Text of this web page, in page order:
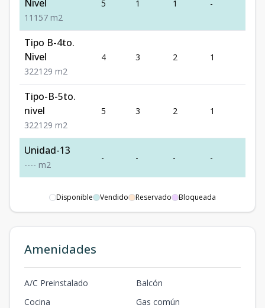
Nivel
1 1 1 57 m2
5 1 1 -
Tipo B-4to.
Nivel
322129 m2
4 3 2 1
Tipo-B-5to.
nivel
322129 m2
5 3 2 1
Unidad-13
---- m2
- - - -
Disponible Vendido Reservado Bloqueada
Amenidades
A/C Preinstalado
Balcón
Cocina
Gas común